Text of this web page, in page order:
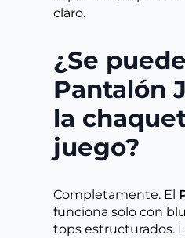
claro.
¿Se
Pantalón
la
juego?
Completamente. El
funciona solo con
tops estructurados.